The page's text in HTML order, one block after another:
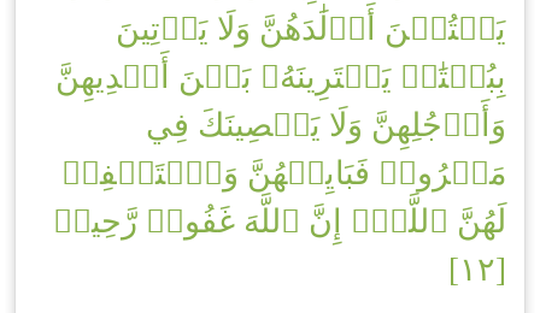
يَقۡتُلۡنَ أَوۡلَٰدَهُنَّ وَلَا يَأۡتِينَ
بِبُهۡتَٰنٖ يَفۡتَرِينَهُۥ بَيۡنَ أَيۡدِيهِنَّ
وَأَرۡجُلِهِنَّ وَلَا يَعۡصِينَكَ فِي
مَعۡرُوفٖ فَبَايِعۡهُنَّ وَٱسۡتَغۡفِرۡ
لَهُنَّ ٱللَّهَۚ إِنَّ ٱللَّهَ غَفُورٞ رَّحِيمٞ
[١٢]